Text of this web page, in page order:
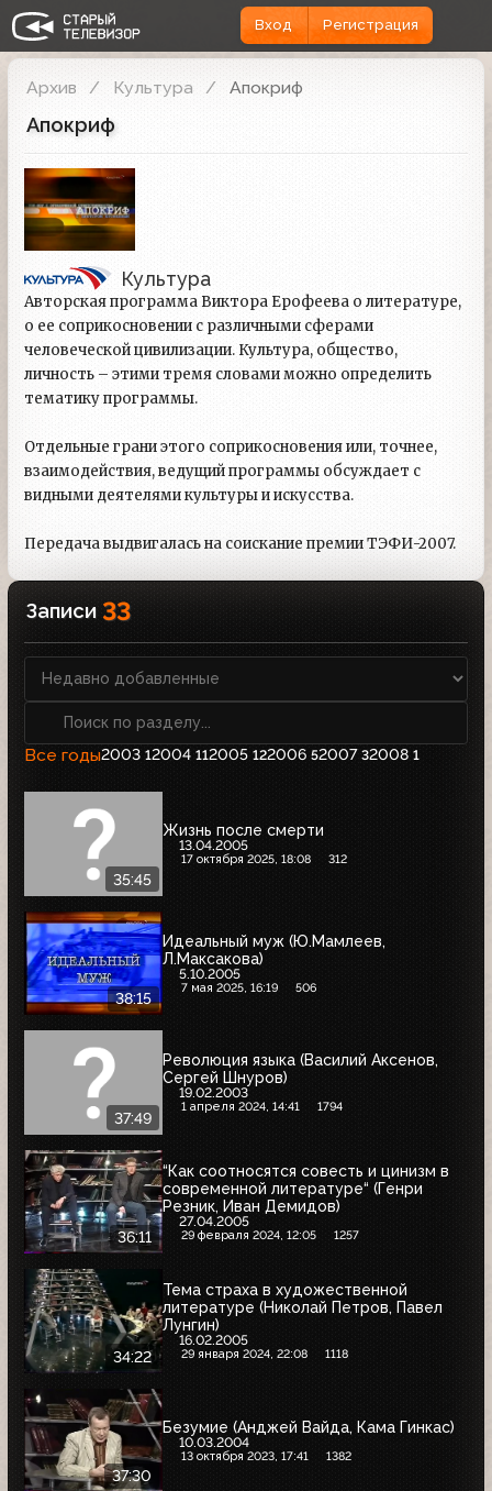
Вход Регистрация
Архив Культура Апокриф
Апокриф
Культура
Авторская программа Виктора Ерофеева о литературе,
о ее соприкосновении с различными сферами
человеческой цивилизации. Культура, общество,
личность – этими тремя словами можно определить
тематику программы.
Отдельные грани этого соприкосновения или, точнее,
взаимодействия, ведущий программы обсуждает с
видными деятелями культуры и искусства.
Передача выдвигалась на соискание премии ТЭФИ-2007.
Записи 33
Все годы2003 12004 112005 122006 52007 32008 1
35:45
Жизнь после смерти
13.04.2005
17 октября 2025, 18:08 312
38:15
Идеальный муж (Ю.Мамлеев,
Л.Максакова)
5.10.2005
7 мая 2025, 16:19 506
37:49
Революция языка (Василий Аксенов,
Сергей Шнуров)
19.02.2003
1 апреля 2024, 14:41 1794
36:11
“Как соотносятся совесть и цинизм в
современной литературе“ (Генри
Резник, Иван Демидов)
27.04.2005
29 февраля 2024, 12:05 1257
34:22
Тема страха в художественной
литературе (Николай Петров, Павел
Лунгин)
16.02.2005
29 января 2024, 22:08 1118
37:30
Безумие (Анджей Вайда, Кама Гинкас)
10.03.2004
13 октября 2023, 17:41 1382